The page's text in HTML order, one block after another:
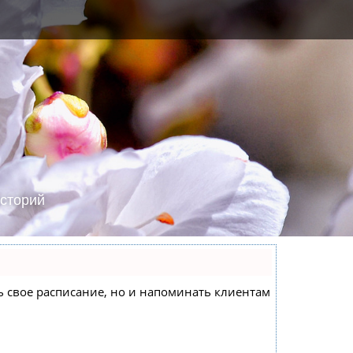
свое расписание, но и напоминать клиентам